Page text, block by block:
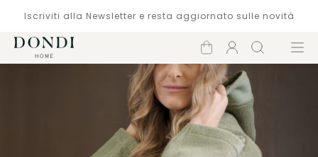
Iscriviti alla Newsletter e resta aggiornato sulle novità
Carrello
Account
Cerca Menù